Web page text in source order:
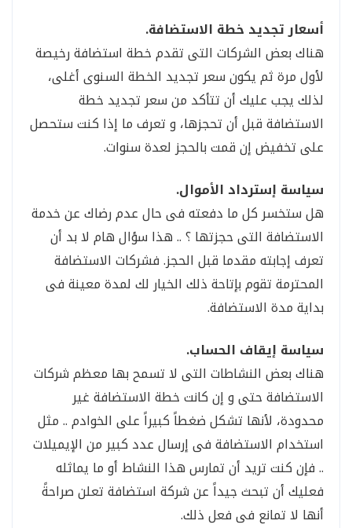
أسعار تجديد خطة الاستضافة.
هناك بعض الشركات التى تقدم خطة استضافة رخيصة
لأول مرة ثم يكون سعر تجديد الخطة السنوى أغلى،
لذلك يجب عليك أن تتأكد من سعر تجديد خطة
الاستضافة قبل أن تحجزها، و تعرف ما إذا كنت ستحصل
على تخفيض إن قمت بالحجز لعدة سنوات.
سياسة إسترداد الأموال.
هل ستخسر كل ما دفعته فى حال عدم رضاك عن خدمة
الاستضافة التى حجزتها ؟ .. هذا سؤال هام لا بد أن
تعرف إجابته مقدما قبل الحجز. فشركات الاستضافة
المحترمة تقوم بإتاحة ذلك الخيار لك لمدة معينة فى
بداية مدة الاستضافة.
سياسة إيقاف الحساب.
هناك بعض النشاطات التى لا تسمح بها معظم شركات
الاستضافة حتى و إن كانت خطة الاستضافة غير
محدودة، لأنها تشكل ضغطاً كبيراً على الخوادم .. مثل
استخدام الاستضافة فى إرسال عدد كبير من الإيميلات
.. فإن كنت تريد أن تمارس هذا النشاط أو ما يماثله
فعليك أن تبحث جيداً عن شركة استضافة تعلن صراحةً
أنها لا تمانع فى فعل ذلك.